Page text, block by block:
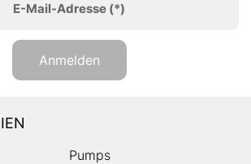
E-Mail-Adresse (*)
Anmelden
Pumps